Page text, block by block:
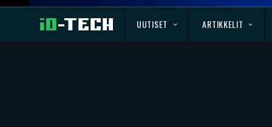
UUTISET ARTIKKELIT